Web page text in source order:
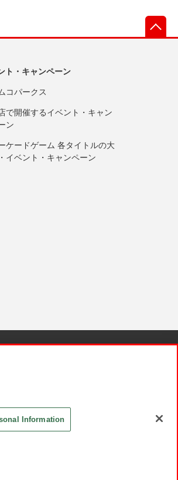
ト・キャンペーン
コパークス
で開催するイベント・キャン
ン
ケードゲーム 各タイトルの大
イベント・キャンペーン
Information